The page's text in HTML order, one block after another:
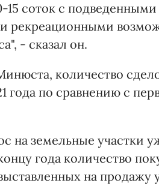
15 соток с
рекреационными
- сказал он.
количество
года по сравнению с
на земельные участки
года количество
на продажу